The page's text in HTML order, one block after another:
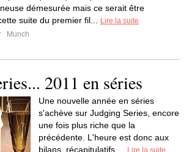
démesurée mais ce serait être
suite du premier fil...
Lire la suite
Munch
2011 en séries
Une nouvelle année en séries
s'achève sur Judging Series, encore
une fois plus riche que la
précédente. L'heure est donc aux
bilans, récapitulatifs,...
Lire la suite